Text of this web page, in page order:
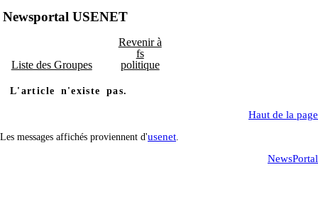
Newsportal USENET
Liste des Groupes
Revenir à
fs
politique
L'article n'existe pas.
Haut de la page
Les messages affichés proviennent d'usenet
NewsPortal